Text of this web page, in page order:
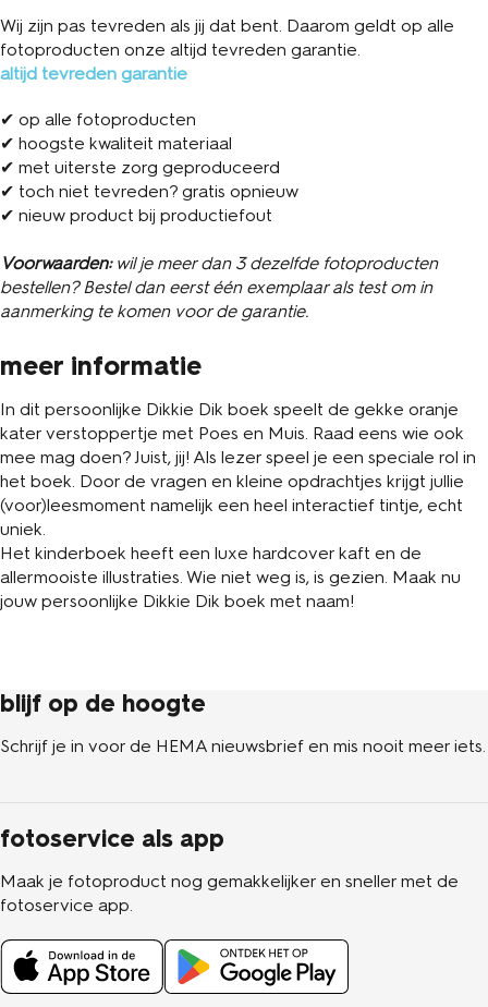
Wij zijn pas tevreden als jij dat bent. Daarom geldt op alle
fotoproducten onze altijd tevreden garantie.
altijd tevreden garantie
✔ op alle fotoproducten
✔ hoogste kwaliteit materiaal
✔ met uiterste zorg geproduceerd
✔ toch niet tevreden? gratis opnieuw
✔ nieuw product bij productiefout
Voorwaarden: wil je meer dan 3 dezelfde fotoproducten
bestellen? Bestel dan eerst één exemplaar als test om in
aanmerking te komen voor de garantie.
meer informatie
In dit persoonlijke Dikkie Dik boek speelt de gekke oranje
kater verstoppertje met Poes en Muis. Raad eens wie ook
mee mag doen? Juist, jij! Als lezer speel je een speciale rol in
het boek. Door de vragen en kleine opdrachtjes krijgt jullie
(voor)leesmoment namelijk een heel interactief tintje, echt
uniek.
Het kinderboek heeft een luxe hardcover kaft en de
allermooiste illustraties. Wie niet weg is, is gezien. Maak nu
jouw persoonlijke Dikkie Dik boek met naam!
blijf op de hoogte
Schrijf je in voor de HEMA nieuwsbrief en mis nooit meer iets.
fotoservice als app
Maak je fotoproduct nog gemakkelijker en sneller met de
fotoservice app.